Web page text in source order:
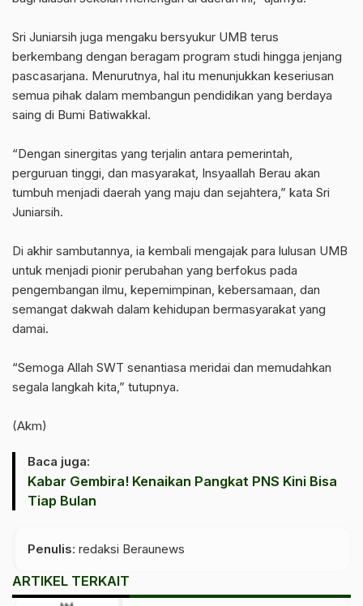
‎Sri Juniarsih juga mengaku bersyukur UMB terus
berkembang dengan beragam program studi hingga jenjang
pascasarjana. Menurutnya, hal itu menunjukkan keseriusan
semua pihak dalam membangun pendidikan yang berdaya
saing di Bumi Batiwakkal.
‎“Dengan sinergitas yang terjalin antara pemerintah,
perguruan tinggi, dan masyarakat, Insyaallah Berau akan
tumbuh menjadi daerah yang maju dan sejahtera,” kata Sri
Juniarsih.
‎Di akhir sambutannya, ia kembali mengajak para lulusan UMB
untuk menjadi pionir perubahan yang berfokus pada
pengembangan ilmu, kepemimpinan, kebersamaan, dan
semangat dakwah dalam kehidupan bermasyarakat yang
damai.
‎“Semoga Allah SWT senantiasa meridai dan memudahkan
segala langkah kita,” tutupnya.
‎(Akm)
Baca juga:
Kabar Gembira! Kenaikan Pangkat PNS Kini Bisa
Tiap Bulan
Penulis: redaksi Beraunews
ARTIKEL TERKAIT